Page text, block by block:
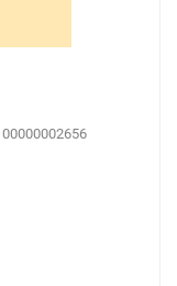
00000002656